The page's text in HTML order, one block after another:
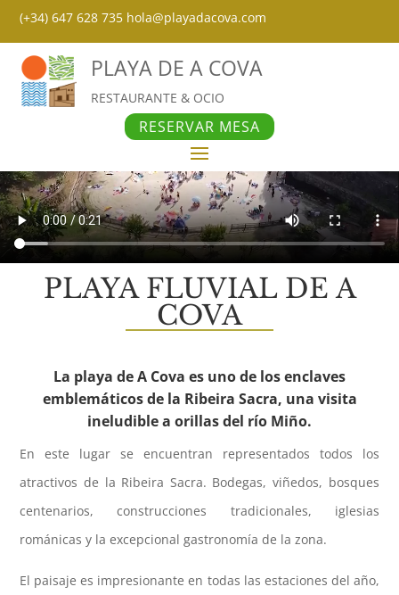
(+34) 647 628 735 hola@playadacova.com
PLAYA DE A COVA
RESTAURANTE & OCIO
RESERVAR MESA
PLAYA FLUVIAL DE A
COVA
La playa de A Cova es uno de los enclaves
emblemáticos de la Ribeira Sacra, una visita
ineludible a orillas del río Miño.
En este lugar se encuentran representados todos los
atractivos de la Ribeira Sacra. Bodegas, viñedos, bosques
centenarios, construcciones tradicionales, iglesias
románicas y la excepcional gastronomía de la zona.
El paisaje es impresionante en todas las estaciones del año,